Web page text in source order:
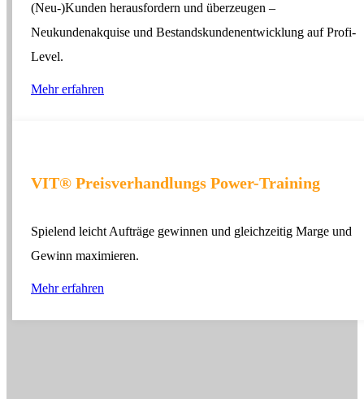
(Neu-)Kunden herausfordern und überzeugen –
Neukundenakquise und Bestandskundenentwicklung auf Profi-
Level.
Mehr erfahren
VIT® Preisverhandlungs Power-Training
Spielend leicht Aufträge gewinnen und gleichzeitig Marge und
Gewinn maximieren.
Mehr erfahren